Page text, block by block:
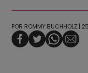
POR ROMMY BUCHHOLZ |